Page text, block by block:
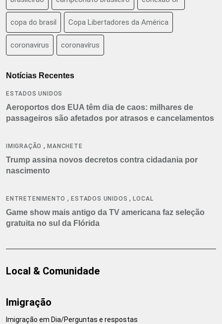
copa do brasil Copa Libertadores da América
coronavirus coronavírus
Notícias Recentes
ESTADOS UNIDOS
Aeroportos dos EUA têm dia de caos: milhares de
passageiros são afetados por atrasos e cancelamentos
IMIGRAÇÃO ,MANCHETE
Trump assina novos decretos contra cidadania por
nascimento
ENTRETENIMENTO ,ESTADOS UNIDOS ,LOCAL
Game show mais antigo da TV americana faz seleção
gratuita no sul da Flórida
Local & Comunidade
Imigração
Imigração em Dia/Perguntas e respostas